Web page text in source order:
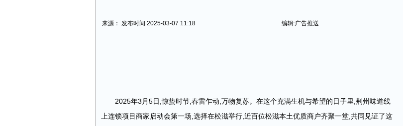
来源： 发布时间 2025-03-07 11:18 编辑:广告推送
2025年3月5日,惊蛰时节,春雷乍动,万物复苏。在这个充满生机与希望的日子里,荆州味道线
上连锁项目商家启动会第一场,选择在松滋举行,近百位松滋本土优质商户齐聚一堂,共同见证了这